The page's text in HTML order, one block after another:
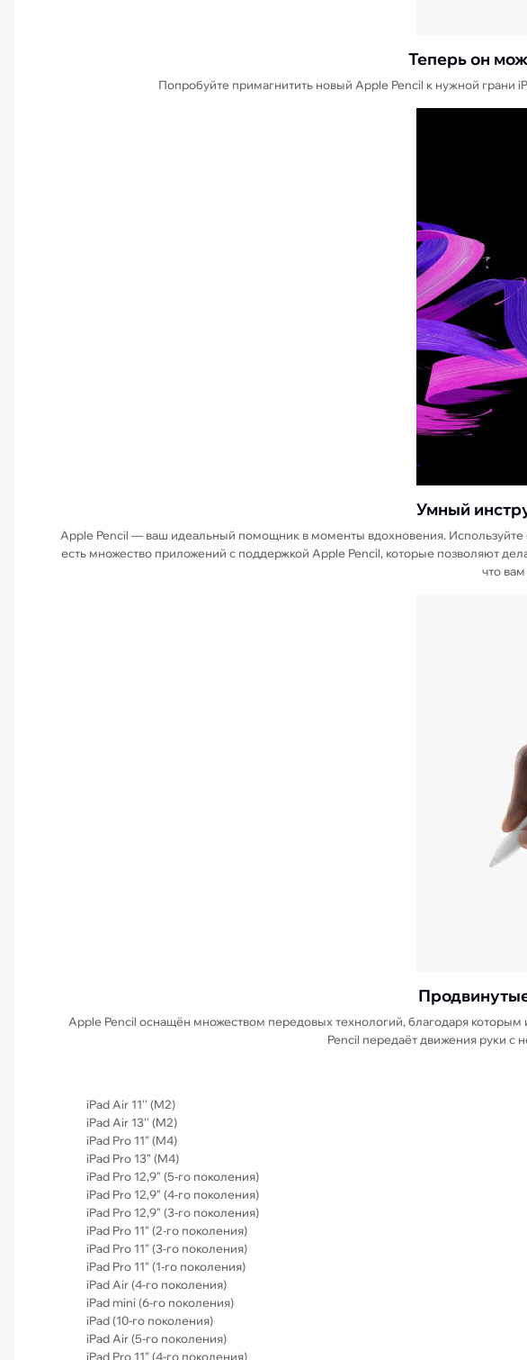
Теперь он
Попробуйте примагнитить новый Apple Pencil к нужной грани
Умный
Apple Pencil — ваш идеальный помощник в моменты вдохновения. Используйте
есть множество приложений с поддержкой Apple Pencil, которые позволяют
что вам
Apple Pencil оснащён множеством передовых технологий, благодаря которым
Pencil передаёт движения руки с
iPad Air 11'' (M2)
iPad Air 13'' (M2)
iPad Pro 11" (M4)
iPad Pro 13" (M4)
iPad Pro 12,9" (5‑го поколения)
iPad Pro 12,9" (4‑го поколения)
iPad Pro 12,9" (3‑го поколения)
iPad Pro 11" (2‑го поколения)
iPad Pro 11" (3‑го поколения)
iPad Pro 11" (1‑го поколения)
iPad Air (4‑го поколения)
iPad mini (6‑го поколения)
iPad (10-го поколения)
iPad Air (5-го поколения)
iPad Pro 11" (4-го поколения)